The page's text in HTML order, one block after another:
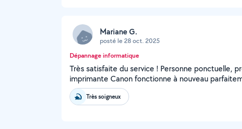
Mariane G.
posté le 28 oct. 2025
Dépannage informatique
Très satisfaite du service ! Personne ponctuelle,
imprimante Canon fonctionne à nouveau
Très soigneux